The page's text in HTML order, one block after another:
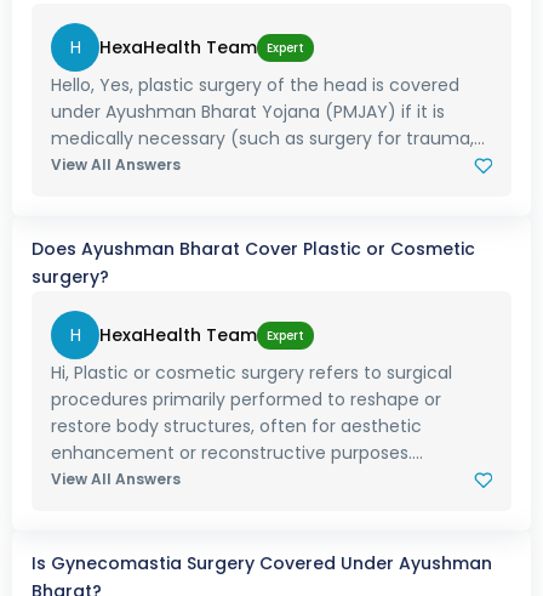
H HexaHealth Team Expert
Hello, Yes, plastic surgery of the head is covered
under Ayushman Bharat Yojana (PMJAY) if it is
medically necessary (such as surgery for trauma,...
View All Answers
Does Ayushman Bharat Cover Plastic or Cosmetic
surgery?
H HexaHealth Team Expert
Hi, Plastic or cosmetic surgery refers to surgical
procedures primarily performed to reshape or
restore body structures, often for aesthetic
enhancement or reconstructive purposes....
View All Answers
Is Gynecomastia Surgery Covered Under Ayushman